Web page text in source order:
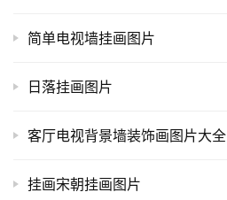
简单电视墙挂画图片
日落挂画图片
客厅电视背景墙装饰画图片大全
挂画宋朝挂画图片